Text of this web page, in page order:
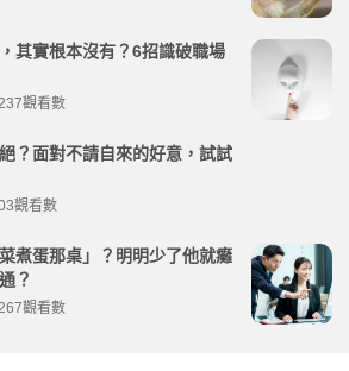
其實根本沒有？6招識破職場
觀看數
？面對不請自來的好意，試試
觀看數
煮蛋那桌」？明明少了他就癱
？
觀看數